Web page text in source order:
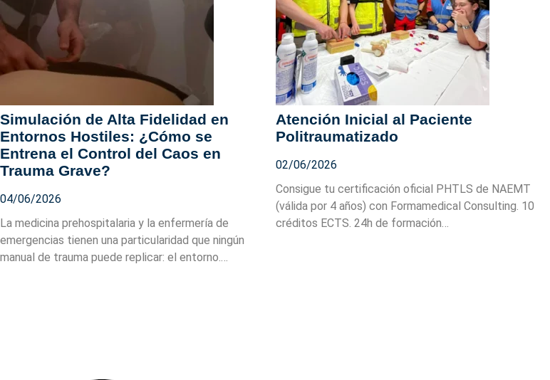
Simulación de Alta Fidelidad en
Entornos Hostiles: ¿Cómo se
Entrena el Control del Caos en
Trauma Grave?
04/06/2026
La medicina prehospitalaria y la enfermería de
emergencias tienen una particularidad que ningún
manual de trauma puede replicar: el entorno.…
Atención Inicial al Paciente
Politraumatizado
02/06/2026
Consigue tu certificación oficial PHTLS de NAEMT
(válida por 4 años) con Formamedical Consulting. 10
créditos ECTS. 24h de formación…